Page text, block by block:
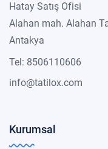
Hatay Satış Ofisi
Alahan mah. Alahan
Antakya
Tel: 8506110606
info@tatilox.com
Kurumsal